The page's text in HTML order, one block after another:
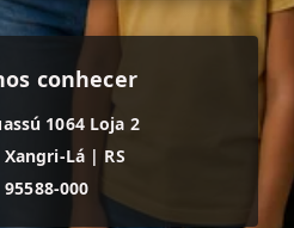
conhecer
1064 Loja 2
Xangri-Lá | RS
95588-000